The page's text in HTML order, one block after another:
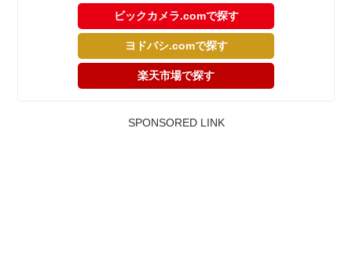
ビックカメラ.comで探す
ヨドバシ.comで探す
楽天市場で探す
SPONSORED LINK